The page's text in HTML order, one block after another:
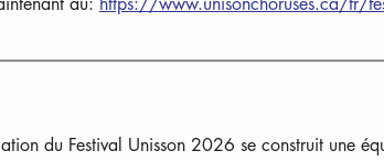
du Festival Unisson 2026 se construit une